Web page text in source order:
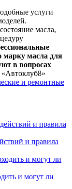
услуги
масла,
марку масла для
в вопросах
и ремонтные
и правила
и могут ли